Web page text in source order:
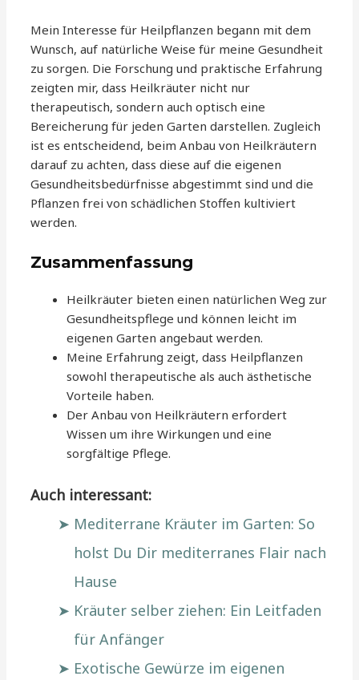
Mein Interesse für Heilpflanzen begann mit dem
Wunsch, auf natürliche Weise für meine Gesundheit
zu sorgen. Die Forschung und praktische Erfahrung
zeigten mir, dass Heilkräuter nicht nur
therapeutisch, sondern auch optisch eine
Bereicherung für jeden Garten darstellen. Zugleich
ist es entscheidend, beim Anbau von Heilkräutern
darauf zu achten, dass diese auf die eigenen
Gesundheitsbedürfnisse abgestimmt sind und die
Pflanzen frei von schädlichen Stoffen kultiviert
werden.
Zusammenfassung
Heilkräuter bieten einen natürlichen Weg zur
Gesundheitspflege und können leicht im
eigenen Garten angebaut werden.
Meine Erfahrung zeigt, dass Heilpflanzen
sowohl therapeutische als auch ästhetische
Vorteile haben.
Der Anbau von Heilkräutern erfordert
Wissen um ihre Wirkungen und eine
sorgfältige Pflege.
Auch interessant:
Mediterrane Kräuter im Garten: So
holst Du Dir mediterranes Flair nach
Hause
Kräuter selber ziehen: Ein Leitfaden
für Anfänger
Exotische Gewürze im eigenen